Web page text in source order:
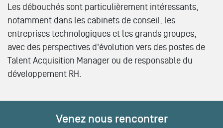
Les débouchés sont particulièrement intéressants,
notamment dans les cabinets de conseil, les
entreprises technologiques et les grands groupes,
avec des perspectives d'évolution vers des postes de
Talent Acquisition Manager ou de responsable du
développement RH.
Venez nous rencontrer